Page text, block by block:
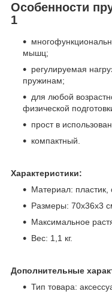
Особенности
1
мышц;
регулируемая
пружинам;
для любой
физической
прост в
компактный.
Характеристики:
Материал: пластик,
Размеры: 70х36х3
Максимальное
Вес: 1,1 кг.
Дополнительные
Тип товара: